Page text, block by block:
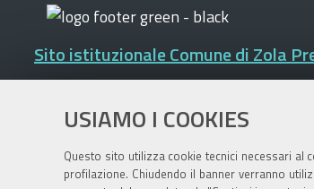
USIAMO I COOKIES
Questo sito utilizza cookie tecnici necessari al
profilazione. Chiudendo il banner verranno
Sito istituzionale Comune di Zola
Privacy policy| DPO|Accessibilità